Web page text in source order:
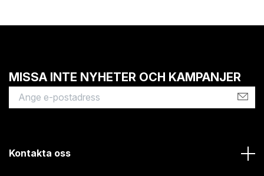
MISSA INTE NYHETER OCH KAMPANJER
Kontakta oss